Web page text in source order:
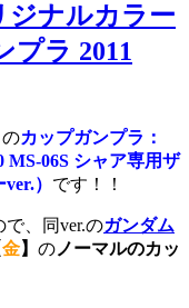
ジナルカラー
プラ 2011
のカップガンプラ：
MS-06S シャア専用ザ
） です！！
で、同ver.のガンダム
金】 の ノーマルのカッ